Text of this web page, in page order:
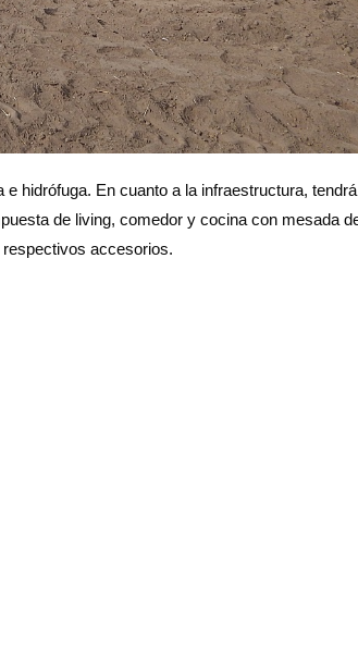
hidrófuga. En cuanto a la infraestructura,
de living, comedor y cocina con mesada
accesorios.